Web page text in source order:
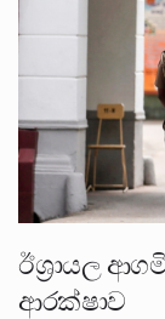
ඊශ්‍රායල
ආරක්ෂාව